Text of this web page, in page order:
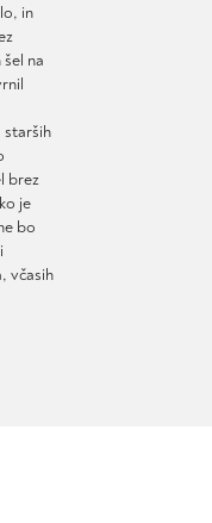
in
na
starših
brez
je
bo
včasih